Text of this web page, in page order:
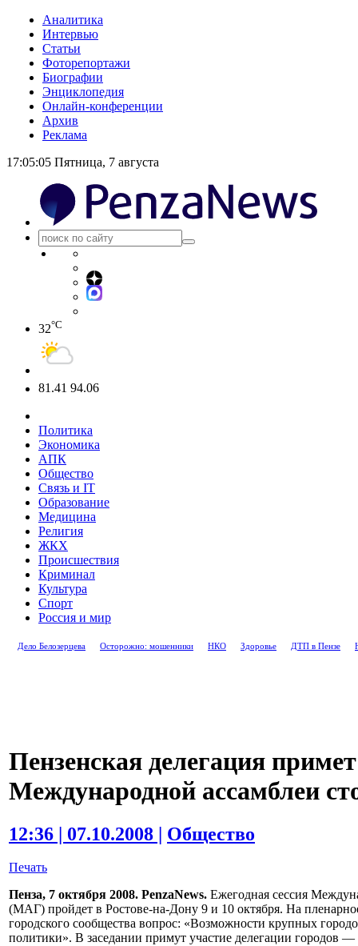
Аналитика
Интервью
Статьи
Фоторепортажи
Биографии
Энциклопедия
Онлайн-конференции
Архив
Реклама
17:05:05 Пятница, 7 августа
32°C
81.41 94.06
Политика
Экономика
АПК
Общество
Связь и IT
Образование
Медицина
Религия
ЖКХ
Происшествия
Криминал
Культура
Спорт
Россия и мир
Дело Белозерцева Осторожно: мошенники НКО Здоровье ДТП в Пензе
Пензенская делегация
Международной ассамблеи
12:36 | 07.10.2008 | Общество
Печать
Пенза, 7 октября 2008. PenzaNews. Ежегодная сессия
(МАГ) пройдет в Ростове-на-Дону 9 и 10 октября. На
городского сообщества вопрос: «Возможности крупных
политики». В заседании примут участие делегации городов